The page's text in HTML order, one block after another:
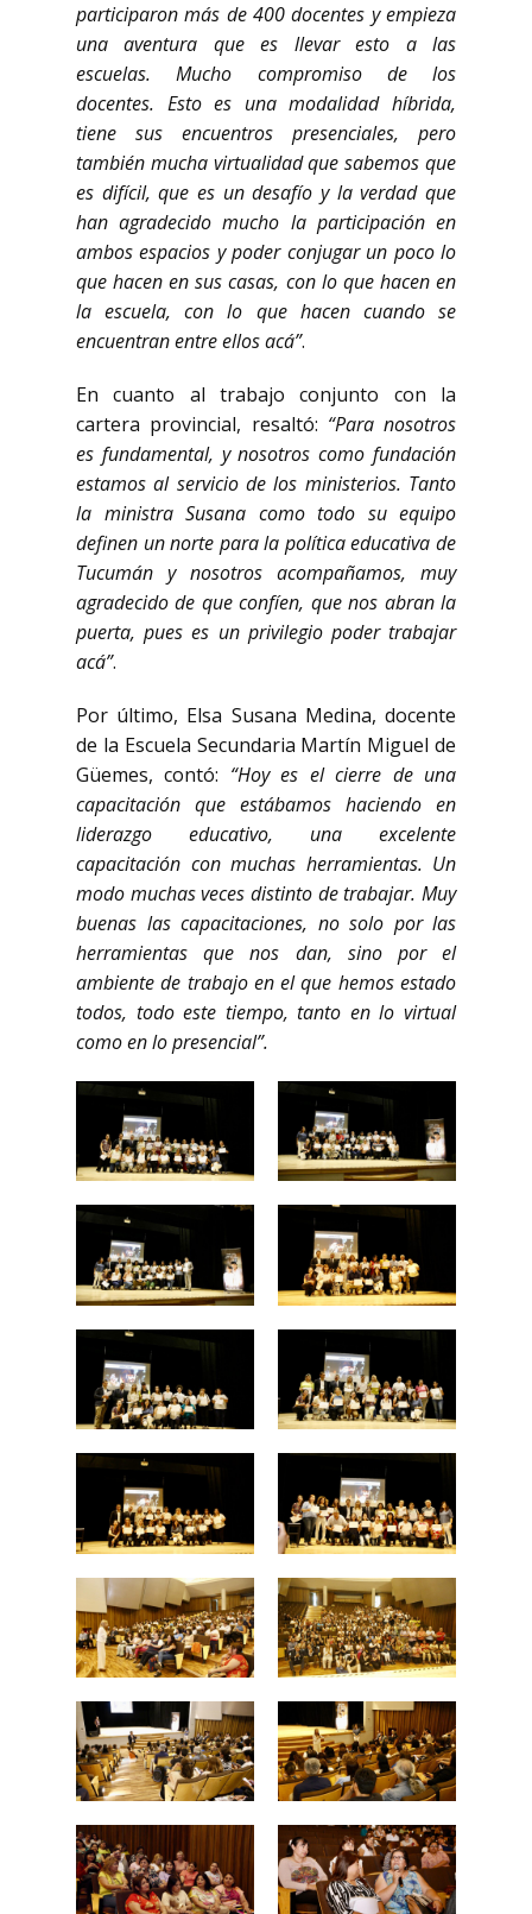
participaron más de 400 docentes y empieza
una aventura que es llevar esto a las
escuelas. Mucho compromiso de los
docentes. Esto es una modalidad híbrida,
tiene sus encuentros presenciales, pero
también mucha virtualidad que sabemos que
es difícil, que es un desafío y la verdad que
han agradecido mucho la participación en
ambos espacios y poder conjugar un poco lo
que hacen en sus casas, con lo que hacen en
la escuela, con lo que hacen cuando se
encuentran entre ellos acá”.
En cuanto al trabajo conjunto con la
cartera provincial, resaltó: “Para nosotros
es fundamental, y nosotros como fundación
estamos al servicio de los ministerios. Tanto
la ministra Susana como todo su equipo
definen un norte para la política educativa de
Tucumán y nosotros acompañamos, muy
agradecido de que confíen, que nos abran la
puerta, pues es un privilegio poder trabajar
acá”.
Por último, Elsa Susana Medina, docente
de la Escuela Secundaria Martín Miguel de
Güemes, contó: “Hoy es el cierre de una
capacitación que estábamos haciendo en
liderazgo educativo, una excelente
capacitación con muchas herramientas. Un
modo muchas veces distinto de trabajar. Muy
buenas las capacitaciones, no solo por las
herramientas que nos dan, sino por el
ambiente de trabajo en el que hemos estado
todos, todo este tiempo, tanto en lo virtual
como en lo presencial”.